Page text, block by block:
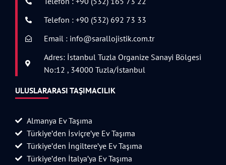
Telefon : +90 (532) 692 73 33
Email : info@sarallojistik.com.tr
Adres: İstanbul Tuzla Organize Sanayi Bölgesi
No:12 , 34000 Tuzla/İstanbul
ULUSLARARASI TAŞIMACILIK
Almanya Ev Taşıma
Türkiye’den İsviçre’ye Ev Taşıma
Türkiye’den İngiltere’ye Ev Taşıma
Türkiye’den İtalya’ya Ev Taşıma